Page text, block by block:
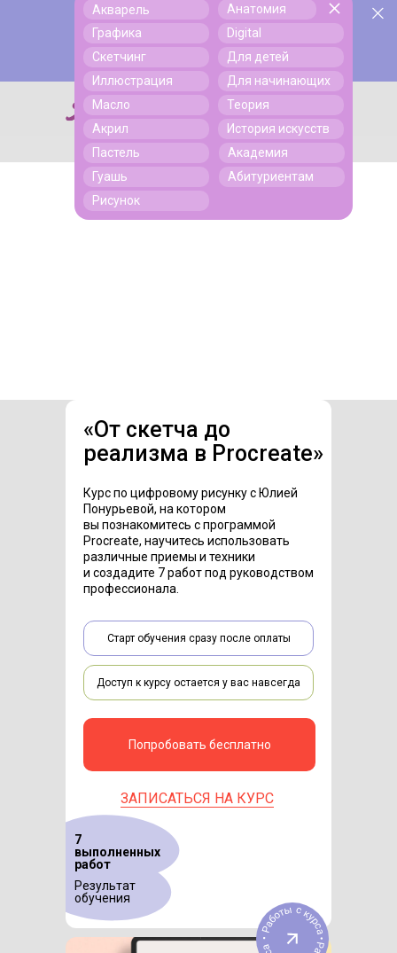
Поиск
Поиск
Акварель
Графика
Скетчинг
Иллюстрация
Масло
Акрил
Пастель
Гуашь
Рисунок
Анатомия
Digital
Для детей
Для начинающих
Теория
История искусств
Академия
Абитуриентам
«От скетча до
реализма в Procreate»
Курс по цифровому рисунку с Юлией
Понурьевой, на котором
вы познакомитесь с программой
Procreate, научитесь использовать
различные приемы и техники
и создадите 7 работ под руководством
профессионала.
Попробовать бесплатно
ЗАПИСАТЬСЯ НА КУРС
Доступ к курсу остается у вас навсегда
Результат
обучения
Старт обучения сразу после оплаты
7
выполненных
работ